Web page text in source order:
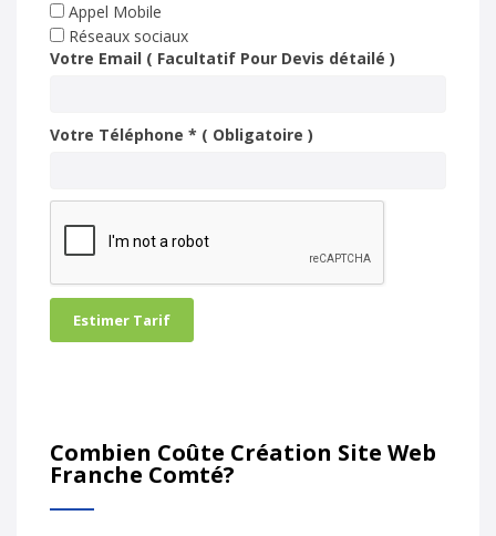
Appel Mobile
Réseaux sociaux
Votre Email ( Facultatif Pour Devis détailé )
Votre Téléphone * ( Obligatoire )
Estimer Tarif
Combien Coûte Création Site Web
Franche Comté?